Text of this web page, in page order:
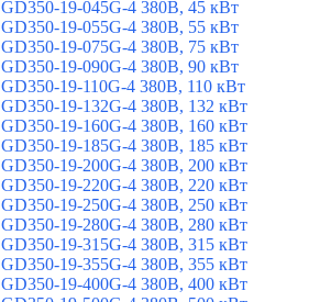
GD350-19-045G-4 380В, 45 кВт
GD350-19-055G-4 380В, 55 кВт
GD350-19-075G-4 380В, 75 кВт
GD350-19-090G-4 380В, 90 кВт
GD350-19-110G-4 380В, 110 кВт
GD350-19-132G-4 380В, 132 кВт
GD350-19-160G-4 380В, 160 кВт
GD350-19-185G-4 380В, 185 кВт
GD350-19-200G-4 380В, 200 кВт
GD350-19-220G-4 380В, 220 кВт
GD350-19-250G-4 380В, 250 кВт
GD350-19-280G-4 380В, 280 кВт
GD350-19-315G-4 380В, 315 кВт
GD350-19-355G-4 380В, 355 кВт
GD350-19-400G-4 380В, 400 кВт